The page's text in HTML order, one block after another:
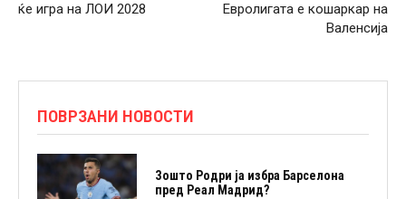
ќе игра на ЛОИ 2028
Евролигата е кошаркар на
Валенсија
ПОВРЗАНИ НОВОСТИ
Зошто Родри ја избра Барселона
пред Реал Мадрид?